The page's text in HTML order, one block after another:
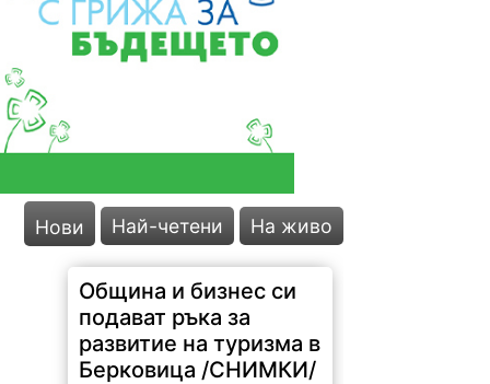
Нови Най-четени На живо
Община и бизнес си
подават ръка за
развитие на туризма в
Берковица /СНИМКИ/